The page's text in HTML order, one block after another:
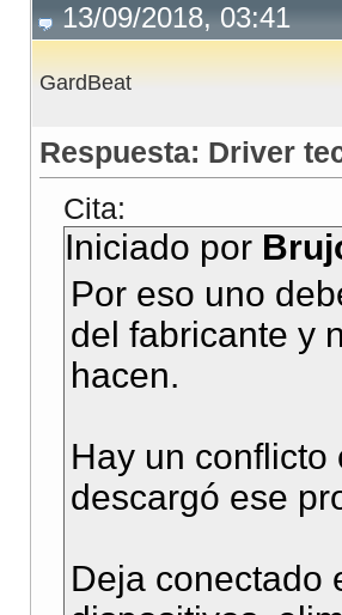
13/09/2018, 03:41
GardBeat
Respuesta: Driver
Cita:
Iniciado por
Por eso uno
del fabricante y
hacen.
Hay un
descargó ese
Deja conectado